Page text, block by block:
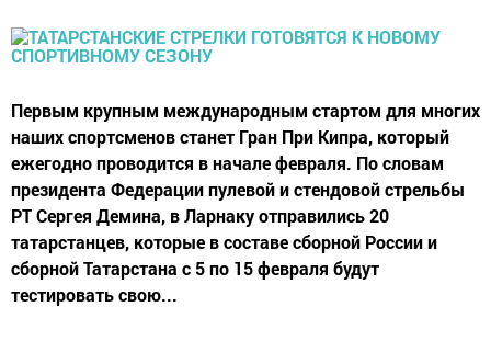
Первым крупным международным стартом для многих
наших спортсменов станет Гран При Кипра, который
ежегодно проводится в начале февраля. По словам
президента Федерации пулевой и стендовой стрельбы
РТ Сергея Демина, в Ларнаку отправились 20
татарстанцев, которые в составе сборной России и
сборной Татарстана с 5 по 15 февраля будут
тестировать свою...